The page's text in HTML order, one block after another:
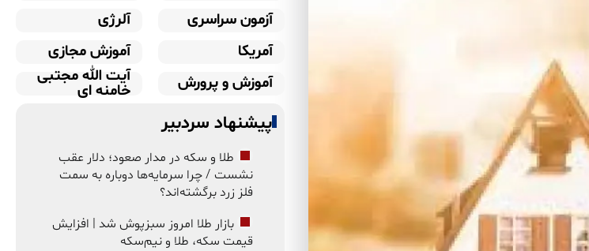
آزمون سراسری
آلرژی
آمریکا
آموزش مجازی
آموزش و پرورش
آیت الله مجتبی
خامنه ای
پیشنهاد سردبیر
طلا و سکه در مدار صعود؛ دلار عقب
نشست / چرا سرمایه‌ها دوباره به سمت
فلز زرد برگشته‌اند؟
بازار طلا امروز سبزپوش شد | افزایش
قیمت سکه، طلا و نیم‌سکه